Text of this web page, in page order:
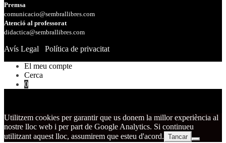
Premsa
comunicacio@sembrallibres.com
Atenció al professorat
didactica@sembrallibres.com
Avís Legal
Política de privacitat
El meu compte
Cerca
0
Utilitzem cookies per garantir que us donem la millor experiència al
nostre lloc web i per part de Google Analytics. Si continueu
utilitzant aquest lloc, assumirem que esteu d'acord. Tancar